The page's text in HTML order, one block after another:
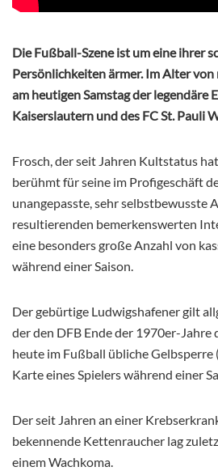
Die Fußball-Szene ist um eine ihrer
Persönlichkeiten ärmer. Im Alter
am heutigen Samstag der legendäre
Kaiserslautern und des FC St. Pauli
Frosch, der seit Jahren Kultstatus
berühmt für seine im Profigeschäft
unangepasste, sehr selbstbewusste
resultierenden bemerkenswerten
eine besonders große Anzahl von
während einer Saison.
Der gebürtige Ludwigshafener gilt
der den DFB Ende der 1970er-Jahre
heute im Fußball übliche Gelbsperre
Karte eines Spielers während einer
Der seit Jahren an einer
bekennende Kettenraucher lag
einem Wachkoma.